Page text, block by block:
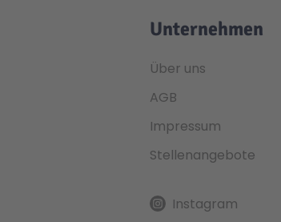
Unternehmen
Über uns
AGB
Impressum
Stellenangebote
Instagram